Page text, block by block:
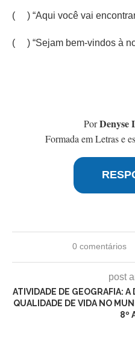
( ) “Aqui você vai
( ) “Sejam bem-vindos à
PorDenyse
Formada em Letras e
0 comentários
post
ATIVIDADE DE GEOGRAFIA:
QUALIDADE DE VIDA NO
8º